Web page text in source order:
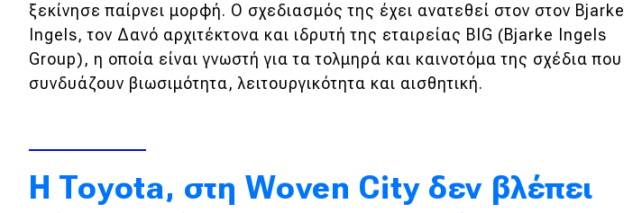
Κόσμος
Τεχνολογία
Απόψεις
ξεκίνησε παίρνει μορφή. Ο σχεδιασμός της έχει ανατεθεί στον στον Bjarke
Ingels, τον Δανό αρχιτέκτονα και ιδρυτή της εταιρείας BIG (Bjarke Ingels
Group), η οποία είναι γνωστή για τα τολμηρά και καινοτόμα της σχέδια που
συνδυάζουν βιωσιμότητα, λειτουργικότητα και αισθητική.
H Toyota, στη Woven City δεν βλέπει